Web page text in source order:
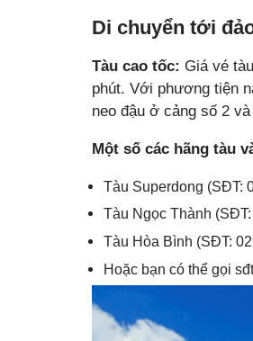
Di chuyển tới
Tàu cao tốc: Giá vé
phút. Với phương tiện
neo đậu ở cảng số 2
Một số các hãng tàu
Tàu Superdong (SĐT:
Tàu Ngọc Thành
Tàu Hòa Bình (SĐT:
Hoặc bạn có thể gọi